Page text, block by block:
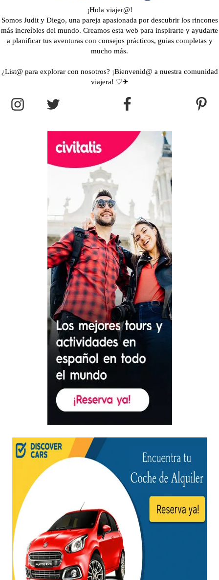
¡Hola viajer@!
Somos Judit y Diego, una pareja apasionada por descubrir los rincones
más increíbles del mundo. Creamos esta web para inspirarte y ayudarte
a planificar tus aventuras con consejos prácticos, guías completas y
mucho más.
¿List@ para explorar con nosotros? ¡Bienvenid@ a nuestra comunidad
viajera! ♡✈︎